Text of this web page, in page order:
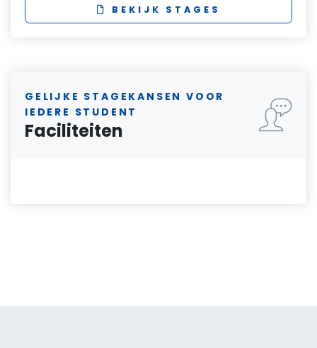
BEKIJK STAGES
GELIJKE STAGEKANSEN VOOR
IEDERE STUDENT
Faciliteiten